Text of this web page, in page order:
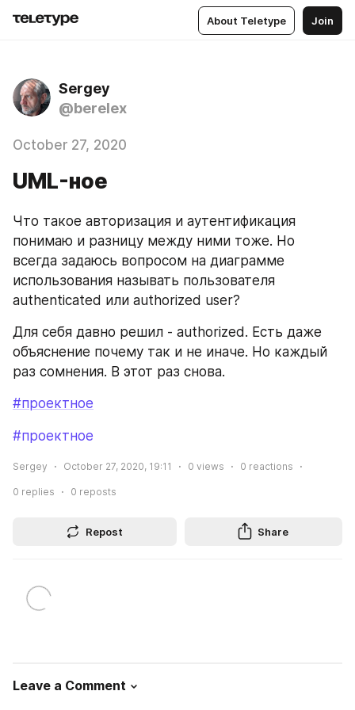
About Teletype Join
Sergey
@berelex
October 27, 2020
UML-ное
Что такое авторизация и аутентификация
понимаю и разницу между ними тоже. Но
всегда задаюсь вопросом на диаграмме
использования называть пользователя
authenticated или authorized user?
Для себя давно решил - authorized. Есть даже
объяснение почему так и не иначе. Но каждый
раз сомнения. В этот раз снова.
#проектное
#проектное
Sergey October 27, 2020, 19:11 0 views 0 reactions
0 replies 0 reposts
Repost Share
Leave a Comment